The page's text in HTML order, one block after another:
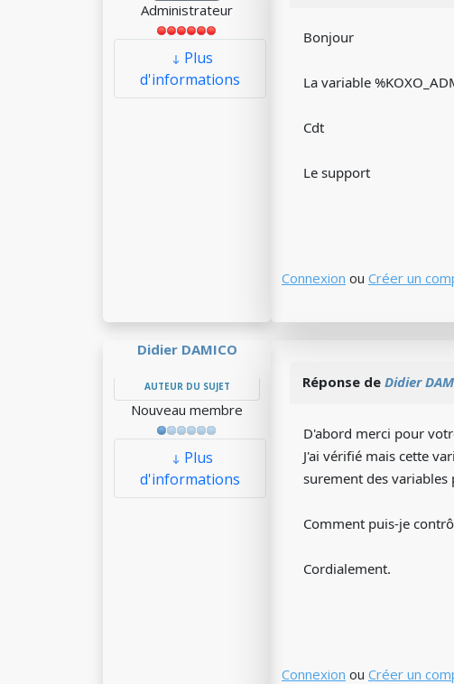
Administrateur
Plus
d'informations
Bonjour
La variable
Cdt
Le support
Connexion ou Créer un
Didier DAMICO
AUTEUR DU SUJET
Nouveau membre
Plus
d'informations
Réponse de Didier
D'abord merci pour
J'ai vérifié mais cette
surement des variables
Comment puis-je
Cordialement.
Connexion ou Créer un